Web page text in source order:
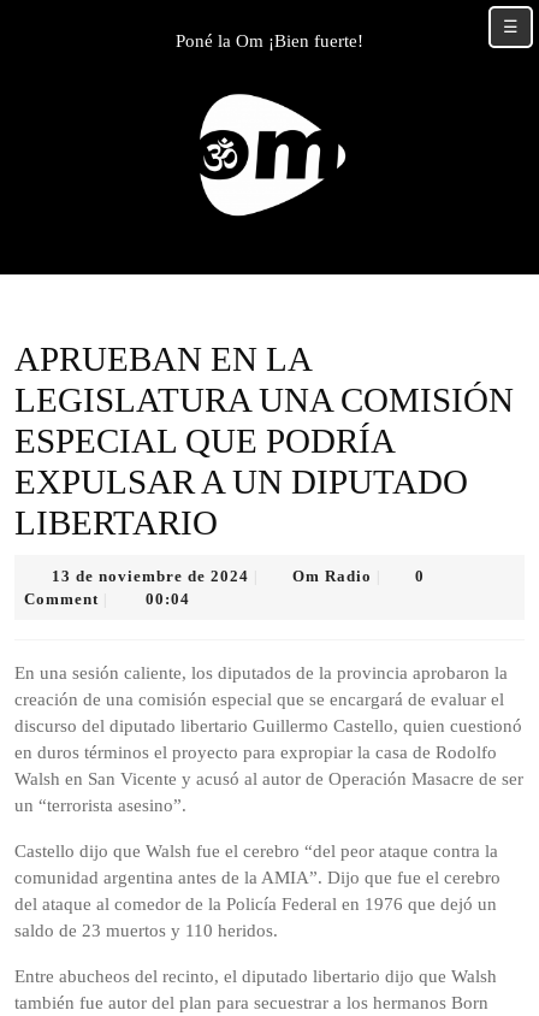
Poné la Om ¡Bien fuerte!
APRUEBAN EN LA
LEGISLATURA UNA COMISIÓN
ESPECIAL QUE PODRÍA
EXPULSAR A UN DIPUTADO
LIBERTARIO
13 de noviembre de 2024
2024
Om Radio
0
Comment
00:04
En una sesión caliente, los diputados de la provincia aprobaron la
creación de una comisión especial que se encargará de evaluar el
discurso del diputado libertario Guillermo Castello, quien cuestionó
en duros términos el proyecto para expropiar la casa de Rodolfo
Walsh en San Vicente y acusó al autor de Operación Masacre de ser
un “terrorista asesino”.
Castello dijo que Walsh fue el cerebro “del peor ataque contra la
comunidad argentina antes de la AMIA”. Dijo que fue el cerebro
del ataque al comedor de la Policía Federal en 1976 que dejó un
saldo de 23 muertos y 110 heridos.
Entre abucheos del recinto, el diputado libertario dijo que Walsh
también fue autor del plan para secuestrar a los hermanos Born
☰